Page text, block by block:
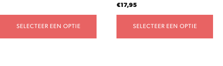
SELECTEER EEN OPTIE
€17,95
SELECTEER EEN OPTIE